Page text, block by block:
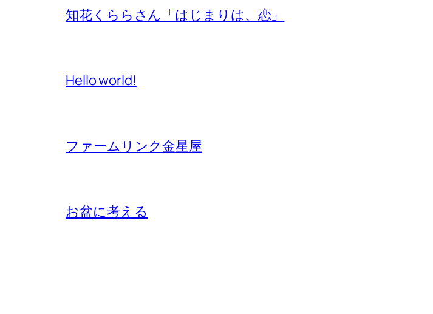
知花くららさん「はじまりは、恋」
Hello world!
ファームリンク金星屋
お盆に考える